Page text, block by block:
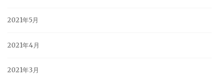
2021年5月
2021年4月
2021年3月